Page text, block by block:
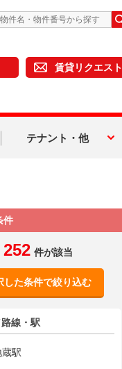
賃貸リクエスト
テナント・他
件
252 件が該当
した条件で絞り込む
線・駅
駅